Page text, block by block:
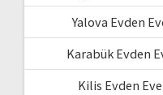
Yalova Evden
Karabük Evden
Kilis Evden